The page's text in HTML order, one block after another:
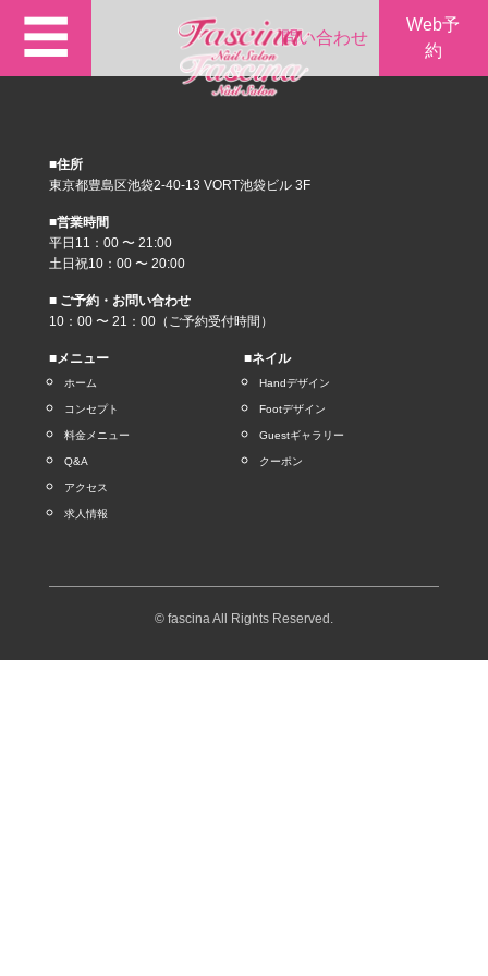
☰ 問い合わせ
Web予
約
■住所
東京都豊島区池袋2-40-13 VORT池袋ビル 3F
■営業時間
平日11：00 〜 21:00
土日祝10：00 〜 20:00
■ ご予約・お問い合わせ
10：00 〜 21：00（ご予約受付時間）
■メニュー
ホーム
コンセプト
料金メニュー
Q&A
アクセス
求人情報
■ネイル
Handデザイン
Footデザイン
Guestギャラリー
クーポン
© fascina All Rights Reserved.